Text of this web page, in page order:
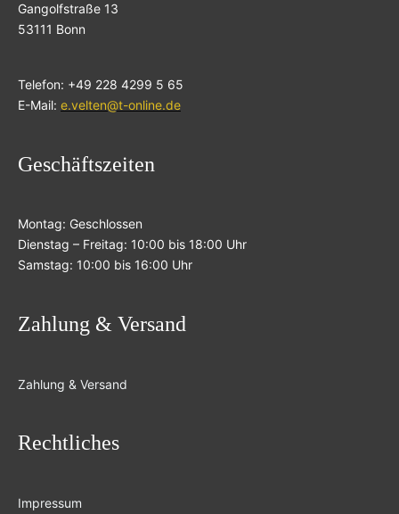
Gangolfstraße 13
53111 Bonn
Telefon: +49 228 4299 5 65
E-Mail: e.velten@t-online.de
Geschäftszeiten
Montag: Geschlossen
Dienstag – Freitag: 10:00 bis 18:00 Uhr
Samstag: 10:00 bis 16:00 Uhr
Zahlung & Versand
Zahlung & Versand
Rechtliches
Impressum